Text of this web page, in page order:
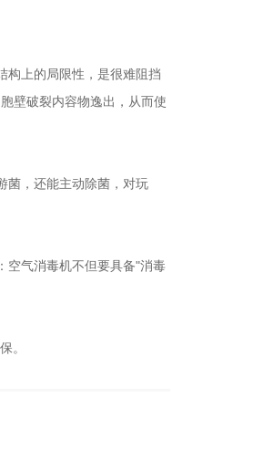
上的局限性，是很难阻挡
破裂内容物逸出，从而使
，还能主动除菌，对玩
：空气消毒机不但要具备"消毒
。